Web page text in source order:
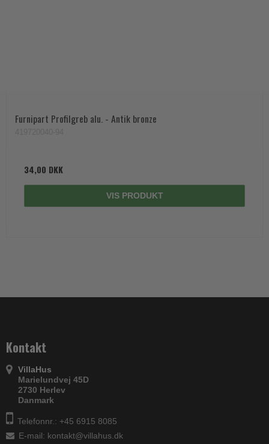
Furnipart Profilgreb alu. - Antik bronze
34,00 DKK
VIS PRODUKT
Kontakt
VillaHus
Marielundvej 45D
2730 Herlev
Danmark
Telefonnr.: +45 6915 8085
E-mail: kontakt@villahus.dk